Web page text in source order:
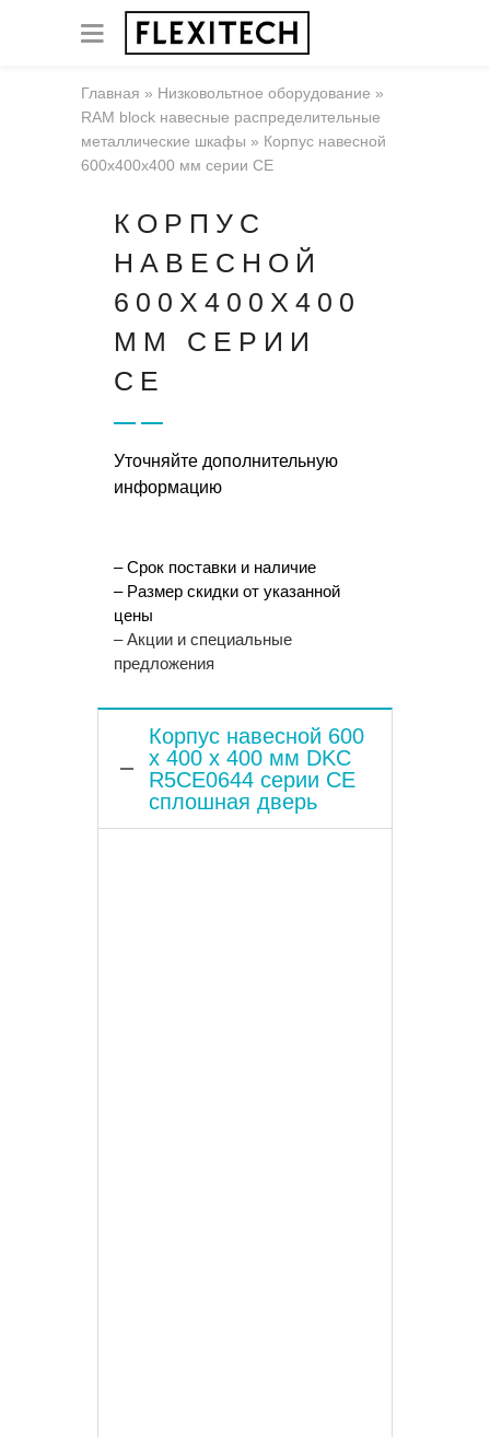
Главная » Низковольтное оборудование »
RAM block навесные распределительные
металлические шкафы » Корпус навесной
600x400x400 мм серии CE
КОРПУС
НАВЕСНОЙ
600X400X400
ММ СЕРИИ
CE
Уточняйте дополнительную
информацию
– Срок поставки и наличие
– Размер скидки от указанной
цены
– Акции и специальные
предложения
Корпус навесной 600
x 400 x 400 мм DKC
R5CE0644 серии CE
сплошная дверь